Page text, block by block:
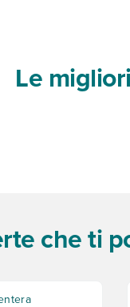
Le
che ti